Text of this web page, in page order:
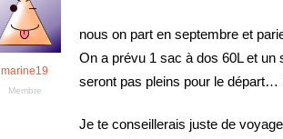
marine19
Membre
nous on part en septembre et
On a prévu 1 sac à dos 60L et un
seront pas pleins pour le départ…
Je te conseillerais juste de